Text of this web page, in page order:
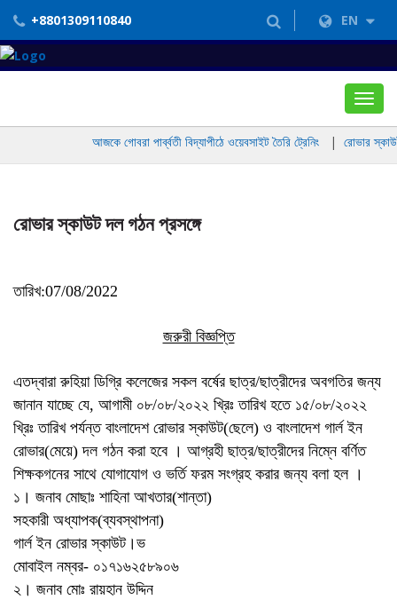
+8801309110840 EN
আজকে গোবরা পার্ব্বতী বিদ্যাপীঠে ওয়েবসাইট তৈরি ট্রেনিং| রোভার
রোভার স্কাউট দল গঠন প্রসঙ্গে
তারিখ:07/08/2022
জরুরী বিজ্ঞপ্তি
এতদ্বারা রুহিয়া ডিগ্রি কলেজের সকল বর্ষের ছাত্র/ছাত্রীদের অবগতির জন্য
জানান যাচ্ছে যে, আগামী ০৮/০৮/২০২২ খ্রিঃ তারিখ হতে ১৫/০৮/২০২২
খ্রিঃ তারিখ পর্যন্ত বাংলাদেশ রোভার স্কাউট(ছেলে) ও বাংলাদেশ গার্ল ইন
রোভার(মেয়ে) দল গঠন করা হবে । আগ্রহী ছাত্র/ছাত্রীদের নিম্নে বর্ণিত
শিক্ষকগনের সাথে যোগাযোগ ও ভর্তি ফরম সংগ্রহ করার জন্য বলা হল ।
১। জনাব মোছাঃ শাহিনা আখতার(শান্তা)
সহকারী অধ্যাপক(ব্যবস্থাপনা)
গার্ল ইন রোভার স্কাউট।ভ
মোবাইল নম্বর- ০১৭১৬২৫৮৯০৬
২। জনাব মোঃ রায়হান উদ্দিন